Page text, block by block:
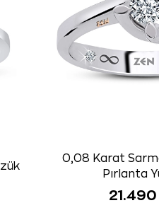
0,08 Karat
Pırlanta
21.490